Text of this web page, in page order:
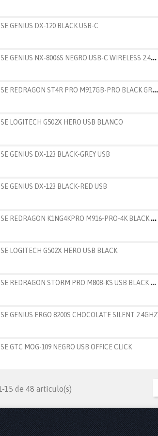
GENIUS DX-120 BLACK USB-C
M
OUSE GENIUS NX-8006S NEGRO USB-C WIRELESS 2.4GHZ
M
OUSE REDRAGON ST4R PRO M917GB-PRO BLACK GREY WIRE
LOGITECH G502X HERO USB BLANCO
GENIUS DX-123 BLACK-GREY USB
GENIUS DX-123 BLACK-RED USB
M
OUSE REDRAGON K1NG4KPRO M916-PRO-4K BLACK WIRELES
LOGITECH G502X HERO USB BLACK
M
OUSE REDRAGON STORM PRO M808-KS USB BLACK GAMER
GENIUS ERGO 8200S CHOCOLATE SILENT 2.4GHZ
GTC MOG-109 NEGRO USB OFFICE CLICK
15 de 48 artículo(s)